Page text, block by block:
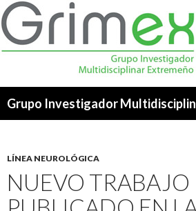
LÍNEA NEUROLÓGICA
NUEVO TRABAJO